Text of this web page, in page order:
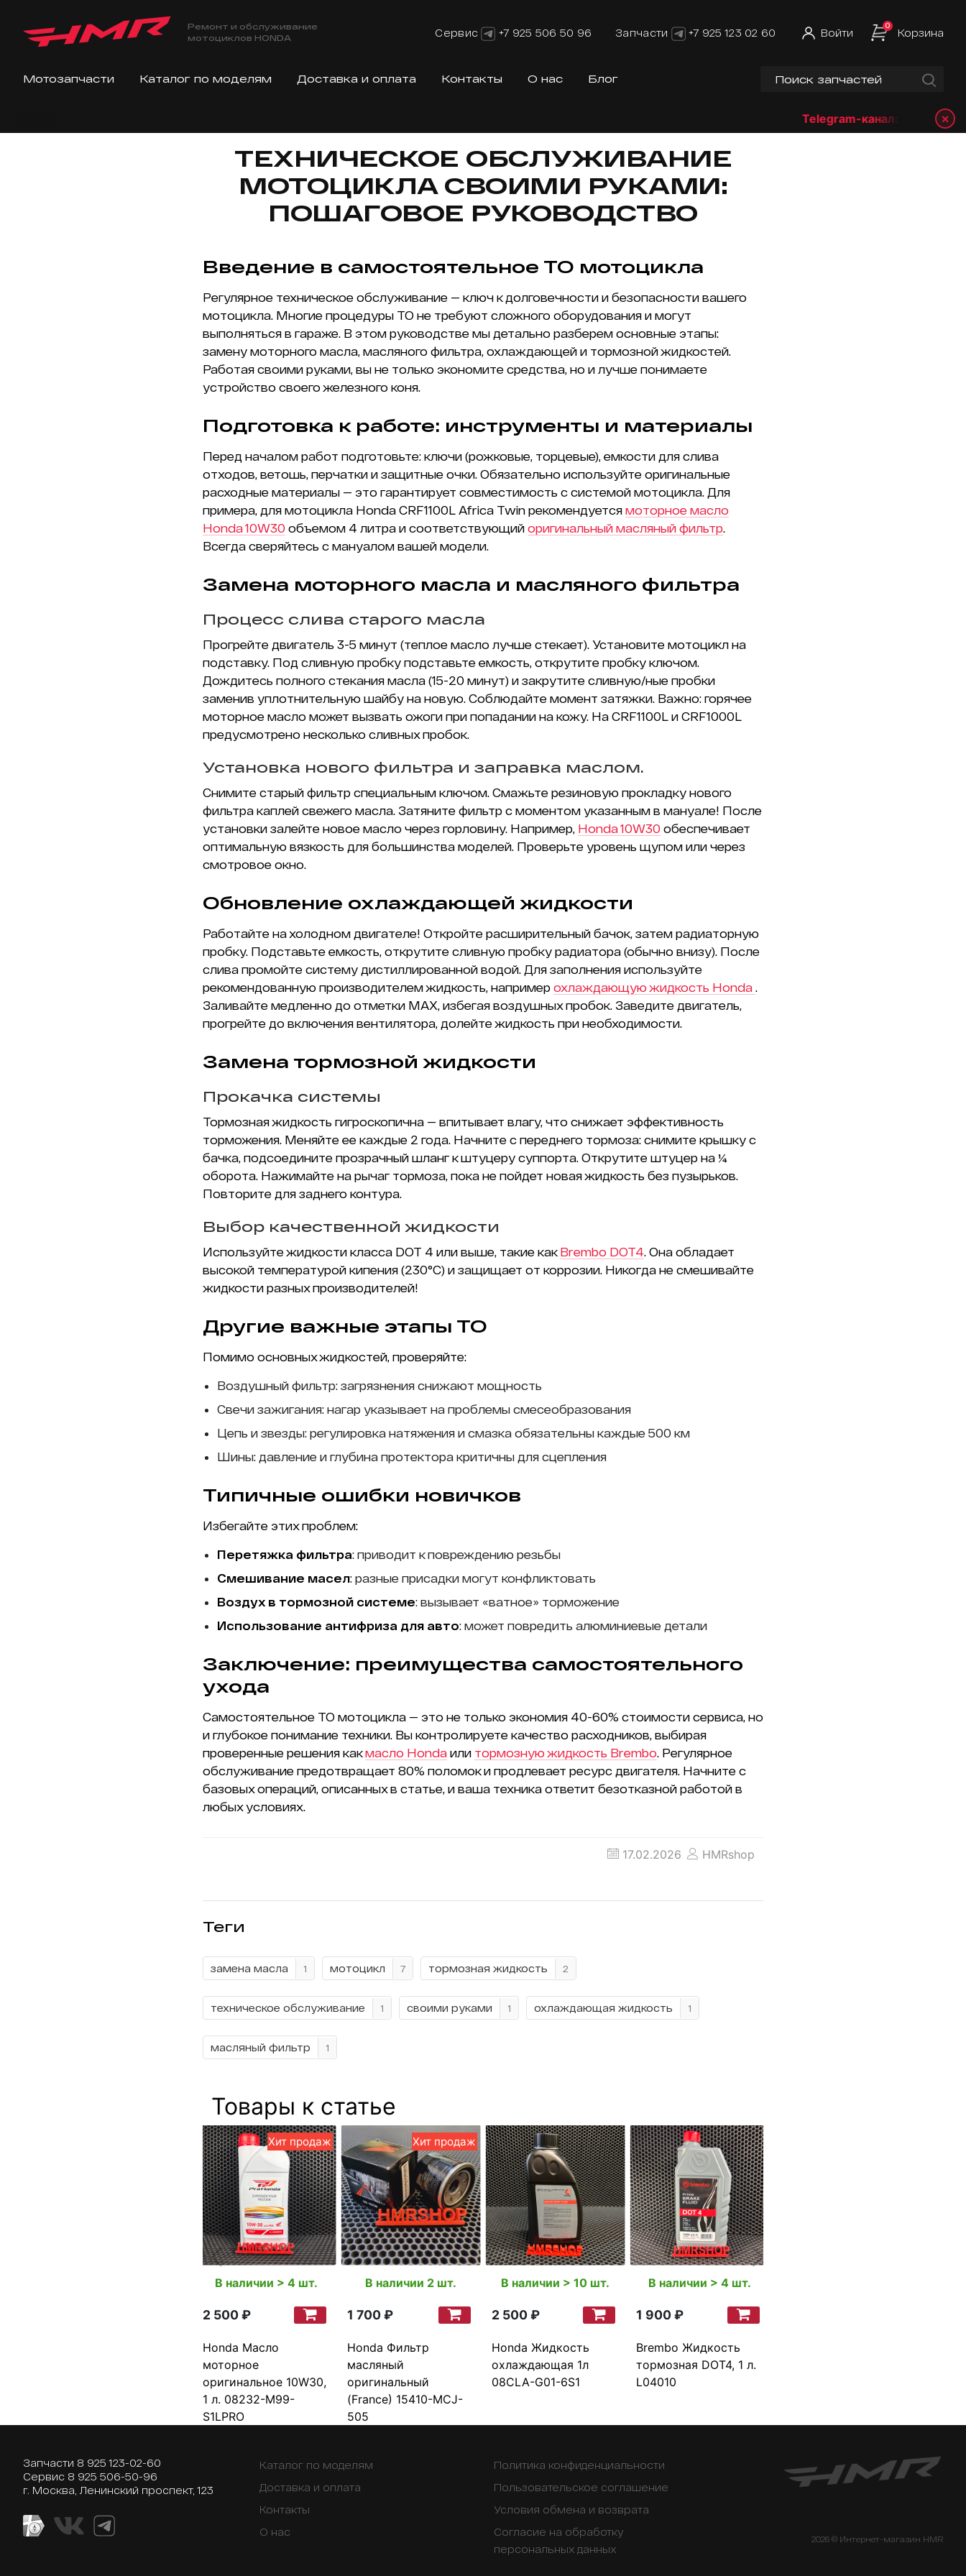
Ремонт и обслуживание
мотоциклов HONDA
Сервис +7 925 506 50 96 Запчасти +7 925 123 02 60 Войти
0
Корзина
Мотозапчасти Каталог по моделям Доставка и оплата Контакты О нас Блог
Telegram-канал:@hmrshop_ru
×
ТЕХНИЧЕСКОЕ ОБСЛУЖИВАНИЕ
МОТОЦИКЛА СВОИМИ РУКАМИ:
ПОШАГОВОЕ РУКОВОДСТВО
Введение в самостоятельное ТО мотоцикла
Регулярное техническое обслуживание — ключ к долговечности и безопасности вашего
мотоцикла. Многие процедуры ТО не требуют сложного оборудования и могут
выполняться в гараже. В этом руководстве мы детально разберем основные этапы:
замену моторного масла, масляного фильтра, охлаждающей и тормозной жидкостей.
Работая своими руками, вы не только экономите средства, но и лучше понимаете
устройство своего железного коня.
Подготовка к работе: инструменты и материалы
Перед началом работ подготовьте: ключи (рожковые, торцевые), емкости для слива
отходов, ветошь, перчатки и защитные очки. Обязательно используйте оригинальные
расходные материалы — это гарантирует совместимость с системой мотоцикла. Для
примера, для мотоцикла Honda CRF1100L Africa Twin рекомендуется моторное масло
Honda 10W30 объемом 4 литра и соответствующий оригинальный масляный фильтр.
Всегда сверяйтесь с мануалом вашей модели.
Замена моторного масла и масляного фильтра
Процесс слива старого масла
Прогрейте двигатель 3-5 минут (теплое масло лучше стекает). Установите мотоцикл на
подставку. Под сливную пробку подставьте емкость, открутите пробку ключом.
Дождитесь полного стекания масла (15-20 минут) и закрутите сливную/ные пробки
заменив уплотнительную шайбу на новую. Соблюдайте момент затяжки. Важно: горячее
моторное масло может вызвать ожоги при попадании на кожу. На CRF1100L и CRF1000L
предусмотрено несколько сливных пробок.
Установка нового фильтра и заправка маслом.
Снимите старый фильтр специальным ключом. Смажьте резиновую прокладку нового
фильтра каплей свежего масла. Затяните фильтр с моментом указанным в мануале! После
установки залейте новое масло через горловину. Например, Honda 10W30 обеспечивает
оптимальную вязкость для большинства моделей. Проверьте уровень щупом или через
смотровое окно.
Обновление охлаждающей жидкости
Работайте на холодном двигателе! Откройте расширительный бачок, затем радиаторную
пробку. Подставьте емкость, открутите сливную пробку радиатора (обычно внизу). После
слива промойте систему дистиллированной водой. Для заполнения используйте
рекомендованную производителем жидкость, например охлаждающую жидкость Honda .
Заливайте медленно до отметки MAX, избегая воздушных пробок. Заведите двигатель,
прогрейте до включения вентилятора, долейте жидкость при необходимости.
Замена тормозной жидкости
Прокачка системы
Тормозная жидкость гигроскопична — впитывает влагу, что снижает эффективность
торможения. Меняйте ее каждые 2 года. Начните с переднего тормоза: снимите крышку с
бачка, подсоедините прозрачный шланг к штуцеру суппорта. Открутите штуцер на ¼
оборота. Нажимайте на рычаг тормоза, пока не пойдет новая жидкость без пузырьков.
Повторите для заднего контура.
Выбор качественной жидкости
Используйте жидкости класса DOT 4 или выше, такие как Brembo DOT4. Она обладает
высокой температурой кипения (230°C) и защищает от коррозии. Никогда не смешивайте
жидкости разных производителей!
Другие важные этапы ТО
Помимо основных жидкостей, проверяйте:
Воздушный фильтр: загрязнения снижают мощность
Свечи зажигания: нагар указывает на проблемы смесеобразования
Цепь и звезды: регулировка натяжения и смазка обязательны каждые 500 км
Шины: давление и глубина протектора критичны для сцепления
Типичные ошибки новичков
Избегайте этих проблем:
Перетяжка фильтра: приводит к повреждению резьбы
Смешивание масел: разные присадки могут конфликтовать
Воздух в тормозной системе: вызывает «ватное» торможение
Использование антифриза для авто: может повредить алюминиевые детали
Заключение: преимущества самостоятельного
ухода
Самостоятельное ТО мотоцикла — это не только экономия 40-60% стоимости сервиса, но
и глубокое понимание техники. Вы контролируете качество расходников, выбирая
проверенные решения какмасло Honda или тормозную жидкость Brembo. Регулярное
обслуживание предотвращает 80% поломок и продлевает ресурс двигателя. Начните с
базовых операций, описанных в статье, и ваша техника ответит безотказной работой в
любых условиях.
17.02.2026 HMRshop
Теги
замена масла 1 мотоцикл 7 тормозная жидкость 2
техническое обслуживание 1 своими руками 1 охлаждающая жидкость 1
масляный фильтр 1
Товары к статье
Хит продаж
В наличии > 4 шт.
2 500 ₽
Honda Масло
моторное
оригинальное 10W30,
1 л. 08232-M99-
S1LPRO
Хит продаж
В наличии 2 шт.
1 700 ₽
Honda Фильтр
масляный
оригинальный
(France) 15410-MCJ-
505
В наличии > 10 шт.
2 500 ₽
Honda Жидкость
охлаждающая 1л
08CLA-G01-6S1
В наличии > 4 шт.
1 900 ₽
Brembo Жидкость
тормозная DOT4, 1 л.
L04010
Запчасти 8 925 123-02-60
Сервис 8 925 506-50-96
г. Москва, Ленинский проспект, 123
Каталог по моделям
Доставка и оплата
Контакты
О нас
Политика конфиденциальности
Пользовательское соглашение
Условия обмена и возврата
Согласие на обработку
персональных данных
2026 © Интернет-магазин HMR